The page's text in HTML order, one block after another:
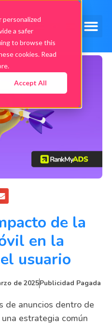
personalized
a safer
to browse this
cookies. Read
Accept All
de la
en la
usuario
de 2025Publicidad Pagada
de anuncios dentro de
estrategia común